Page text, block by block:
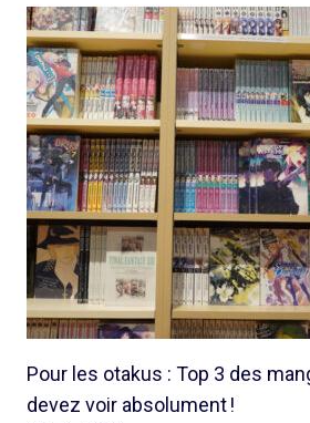
Pour les otakus : Top 3 des
devez voir absolument !